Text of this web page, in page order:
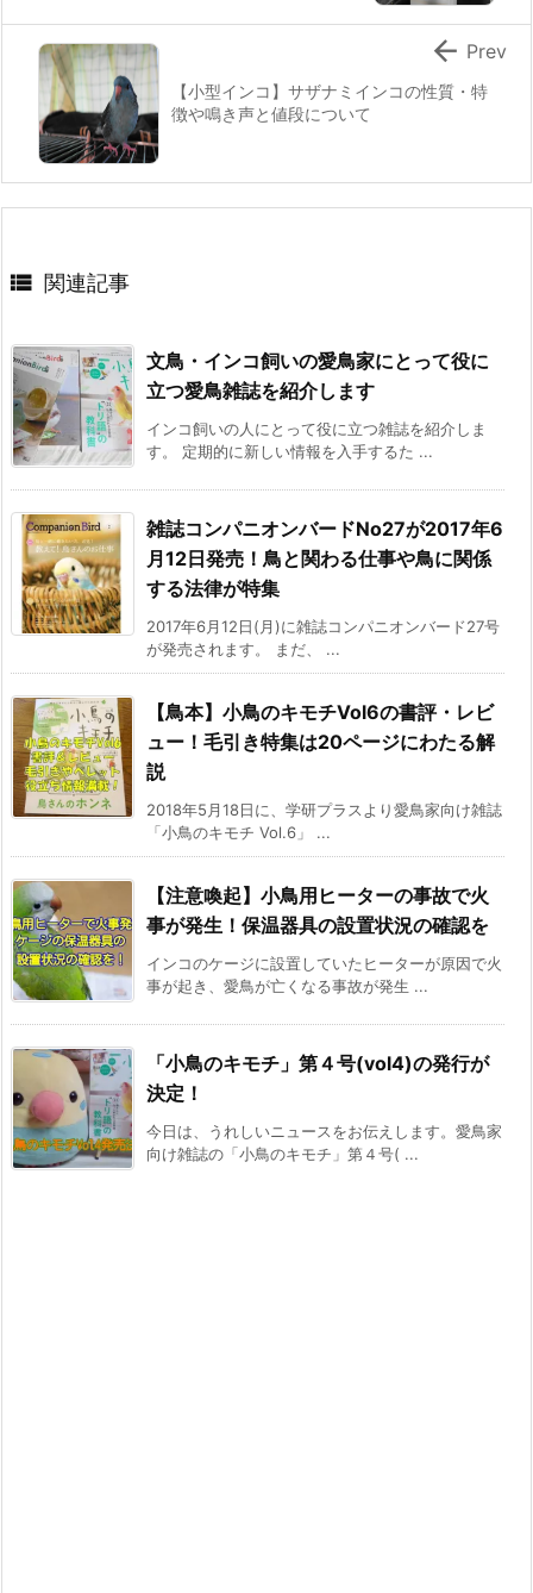
【小型インコ】サザナミインコの性質・特
徴や鳴き声と値段について
 Prev
 関連記事
文鳥・インコ飼いの愛鳥家にとって役に
立つ愛鳥雑誌を紹介します
インコ飼いの人にとって役に立つ雑誌を紹介しま
す。 定期的に新しい情報を入手するた ...
雑誌コンパニオンバードNo27が2017年6
月12日発売！鳥と関わる仕事や鳥に関係
する法律が特集
2017年6月12日(月)に雑誌コンパニオンバード27号
が発売されます。 まだ、 ...
【鳥本】小鳥のキモチVol6の書評・レビ
ュー！毛引き特集は20ページにわたる解
説
2018年5月18日に、学研プラスより愛鳥家向け雑誌
「小鳥のキモチ Vol.6」 ...
【注意喚起】小鳥用ヒーターの事故で火
事が発生！保温器具の設置状況の確認を
インコのケージに設置していたヒーターが原因で火
事が起き、愛鳥が亡くなる事故が発生 ...
「小鳥のキモチ」第４号(vol4)の発行が
決定！
今日は、うれしいニュースをお伝えします。愛鳥家
向け雑誌の「小鳥のキモチ」第４号( ...